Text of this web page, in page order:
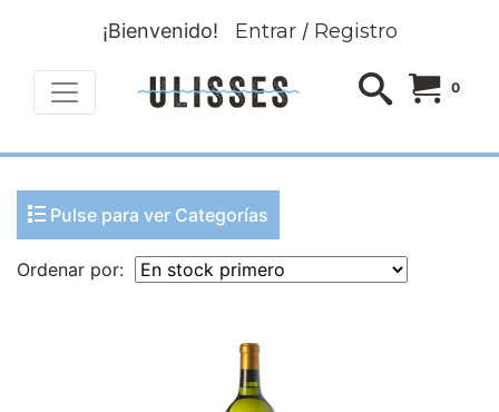
¡Bienvenido! Entrar/ Registro
0
Pulse para ver Categorías
Ordenar por: